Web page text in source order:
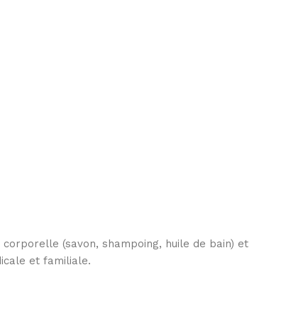
(savon, shampoing, huile de bain) et
et familiale.